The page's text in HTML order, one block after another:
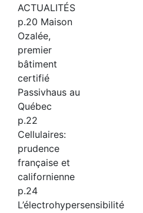
ACTUALITÉS
p.20 Maison
Ozalée,
premier
bâtiment
certifié
Passivhaus au
Québec
p.22
Cellulaires:
prudence
française et
californienne
p.24
L’électrohypersensibilité